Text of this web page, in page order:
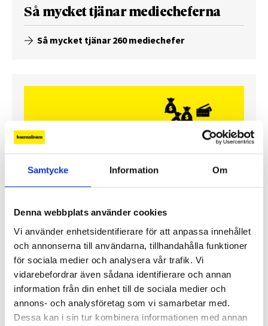
Samtycke Information Om
Denna webbplats använder cookies
Vi använder enhetsidentifierare för att anpassa innehållet
och annonserna till användarna, tillhandahålla funktioner
för sociala medier och analysera vår trafik. Vi
vidarebefordrar även sådana identifierare och annan
information från din enhet till de sociala medier och
annons- och analysföretag som vi samarbetar med.
Dessa kan i sin tur kombinera informationen med annan
Så mycket tjänar mediecheferna
Så mycket tjänar 260 mediechefer
Enorma skillnader mellan
chefredaktörerna
Så mycket tjänar dagspresscheferna
REPORTAGE